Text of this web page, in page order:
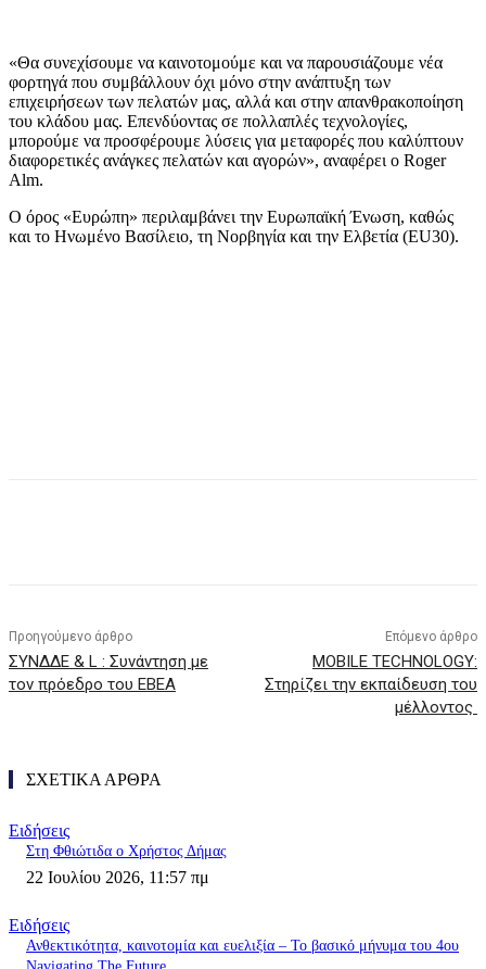
«Θα συνεχίσουμε να καινοτομούμε και να παρουσιάζουμε νέα
φορτηγά που συμβάλλουν όχι μόνο στην ανάπτυξη των
επιχειρήσεων των πελατών μας, αλλά και στην απανθρακοποίηση
του κλάδου μας. Επενδύοντας σε πολλαπλές τεχνολογίες,
μπορούμε να προσφέρουμε λύσεις για μεταφορές που καλύπτουν
διαφορετικές ανάγκες πελατών και αγορών», αναφέρει ο Roger
Alm.
Ο όρος «Ευρώπη» περιλαμβάνει την Ευρωπαϊκή Ένωση, καθώς
και το Ηνωμένο Βασίλειο, τη Νορβηγία και την Ελβετία (EU30).
Προηγούμενο άρθρο
ΣΥΝΔΔΕ & L : Συνάντηση με
τον πρόεδρο του ΕΒΕΑ
Επόμενο άρθρο
MOBILE TECHNOLOGY:
Στηρίζει την εκπαίδευση του
μέλλοντος
ΣΧΕΤΙΚΑ ΑΡΘΡΑ
Ειδήσεις
Στη Φθιώτιδα ο Χρήστος Δήμας
22 Ιουλίου 2026, 11:57 πμ
Ειδήσεις
Ανθεκτικότητα, καινοτομία και ευελιξία – Το βασικό μήνυμα του 4ου